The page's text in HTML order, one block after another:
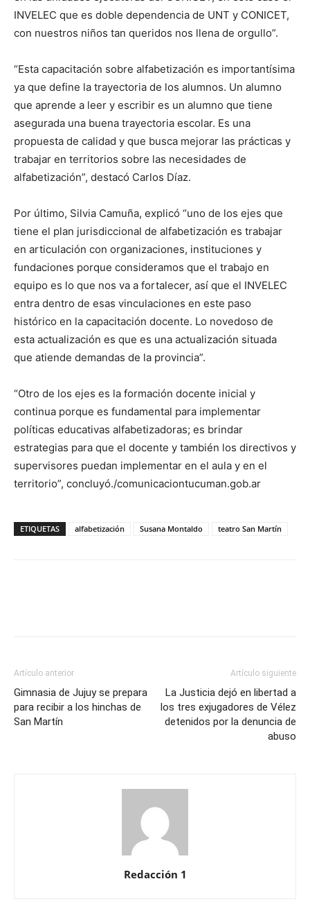
INVELEC que es doble dependencia de UNT y CONICET,
con nuestros niños tan queridos nos llena de orgullo”.
“Esta capacitación sobre alfabetización es importantísima
ya que define la trayectoria de los alumnos. Un alumno
que aprende a leer y escribir es un alumno que tiene
asegurada una buena trayectoria escolar. Es una
propuesta de calidad y que busca mejorar las prácticas y
trabajar en territorios sobre las necesidades de
alfabetización”, destacó Carlos Díaz.
Por último, Silvia Camuña, explicó “uno de los ejes que
tiene el plan jurisdiccional de alfabetización es trabajar
en articulación con organizaciones, instituciones y
fundaciones porque consideramos que el trabajo en
equipo es lo que nos va a fortalecer, así que el INVELEC
entra dentro de esas vinculaciones en este paso
histórico en la capacitación docente. Lo novedoso de
esta actualización es que es una actualización situada
que atiende demandas de la provincia”.
“Otro de los ejes es la formación docente inicial y
continua porque es fundamental para implementar
políticas educativas alfabetizadoras; es brindar
estrategias para que el docente y también los directivos y
supervisores puedan implementar en el aula y en el
territorio”, concluyó./comunicaciontucuman.gob.ar
ETIQUETAS alfabetización Susana Montaldo teatro San Martín
Artículo anterior
Gimnasia de Jujuy se prepara
para recibir a los hinchas de
San Martín
Artículo siguiente
La Justicia dejó en libertad a
los tres exjugadores de Vélez
detenidos por la denuncia de
abuso
Redacción 1